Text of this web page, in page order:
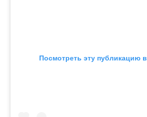
Посмотреть эту публикацию